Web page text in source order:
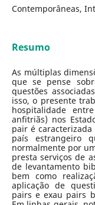
Contemporâneas,
Resumo
As múltiplas
que se pense
questões
isso, o presente
hospitalidade
anfitriãs) nos
pair é
país estrangeiro
normalmente por
presta serviços de
de levantamento
bem como
aplicação de
pairs e exau pairs